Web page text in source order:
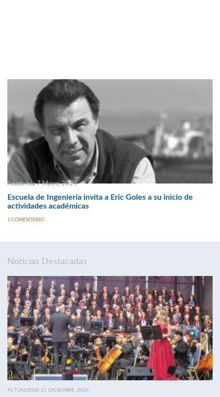
Academia 7 Mayo, 2014
Escuela de Ingeniería invita a Eric Goles a su inicio de
actividades académicas
1 COMENTARIO
Noticias Destacadas
ACTUALIDAD 21 DICIEMBRE, 2024